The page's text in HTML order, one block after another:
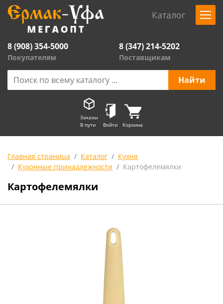
Каталог
8 (908) 354-5000
Покупателям
8 (347) 214-5202
Поставщикам
Заказы
В пути
Войти Корзина
Главная страница Каталог
Кухня
Кухонные принадлежности
Картофелемялки
Картофелемялки